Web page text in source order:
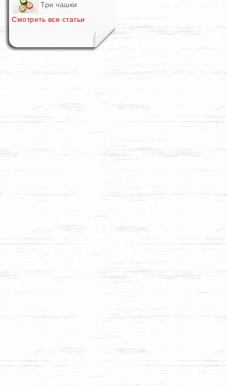
Три чашки
Смотреть все статьи